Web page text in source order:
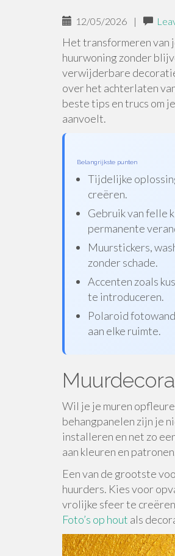
12/05/2026 |
Het transformeren van
huurwoning zonder
verwijderbare
over het achterlaten
beste tips en trucs om
aanvoelt.
Belangrijkste punten
Tijdelijke
creëren.
Gebruik van felle
permanente
Muurstickers,
zonder schade.
Accenten zoals
te introduceren.
Polaroid
aan elke ruimte.
Wil je je muren
behangpanelen zijn je
installeren en net zo
aan kleuren en
Een van de grootste
huurders. Kies voor
vrolijke sfeer te
Foto’s op hout als